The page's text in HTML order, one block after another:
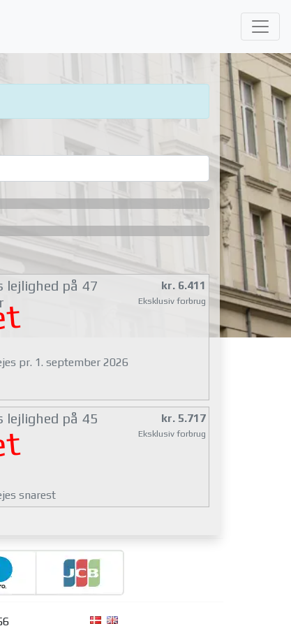
lejlighed på 47
kr. 6.411
Eksklusiv forbrug
pr. 1. september 2026
lejlighed på 45
kr. 5.717
Eksklusiv forbrug
snarest